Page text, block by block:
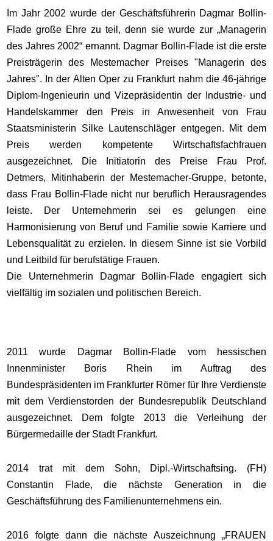
Im Jahr 2002 wurde der Geschäftsführerin Dagmar Bollin-
Flade große Ehre zu teil, denn sie wurde zur „Managerin
des Jahres 2002“ ernannt. Dagmar Bollin-Flade ist die erste
Preisträgerin des Mestemacher Preises "Managerin des
Jahres". In der Alten Oper zu Frankfurt nahm die 46-jährige
Diplom-Ingenieurin und Vizepräsidentin der Industrie- und
Handelskammer den Preis in Anwesenheit von Frau
Staatsministerin Silke Lautenschläger entgegen. Mit dem
Preis werden kompetente Wirtschaftsfachfrauen
ausgezeichnet. Die Initiatorin des Preise Frau Prof.
Detmers, Mitinhaberin der Mestemacher-Gruppe, betonte,
dass Frau Bollin-Flade nicht nur beruflich Herausragendes
leiste. Der Unternehmerin sei es gelungen eine
Harmonisierung von Beruf und Familie sowie Karriere und
Lebensqualität zu erzielen. In diesem Sinne ist sie Vorbild
und Leitbild für berufstätige Frauen.
Die Unternehmerin Dagmar Bollin-Flade engagiert sich
vielfältig im sozialen und politischen Bereich.
2011 wurde Dagmar Bollin-Flade vom hessischen
Innenminister Boris Rhein im Auftrag des
Bundespräsidenten im Frankfurter Römer für Ihre Verdienste
mit dem Verdienstorden der Bundesrepublik Deutschland
ausgezeichnet. Dem folgte 2013 die Verleihung der
Bürgermedaille der Stadt Frankfurt.
2014 trat mit dem Sohn, Dipl.-Wirtschaftsing. (FH)
Constantin Flade, die nächste Generation in die
Geschäftsführung des Familienunternehmens ein.
2016 folgte dann die nächste Auszeichnung „FRAUEN